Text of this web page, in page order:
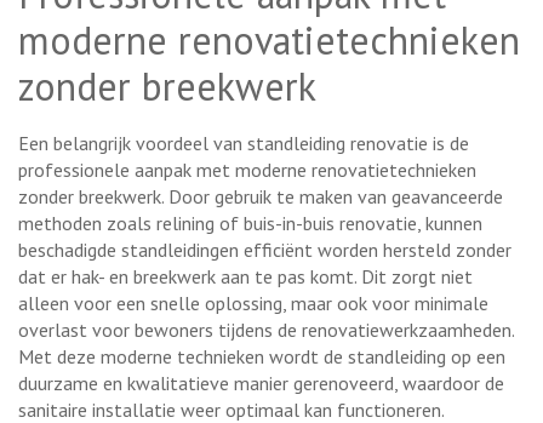
moderne renovatietechnieken
zonder breekwerk
Een belangrijk voordeel van standleiding renovatie is de
professionele aanpak met moderne renovatietechnieken
zonder breekwerk. Door gebruik te maken van geavanceerde
methoden zoals relining of buis-in-buis renovatie, kunnen
beschadigde standleidingen efficiënt worden hersteld zonder
dat er hak- en breekwerk aan te pas komt. Dit zorgt niet
alleen voor een snelle oplossing, maar ook voor minimale
overlast voor bewoners tijdens de renovatiewerkzaamheden.
Met deze moderne technieken wordt de standleiding op een
duurzame en kwalitatieve manier gerenoveerd, waardoor de
sanitaire installatie weer optimaal kan functioneren.